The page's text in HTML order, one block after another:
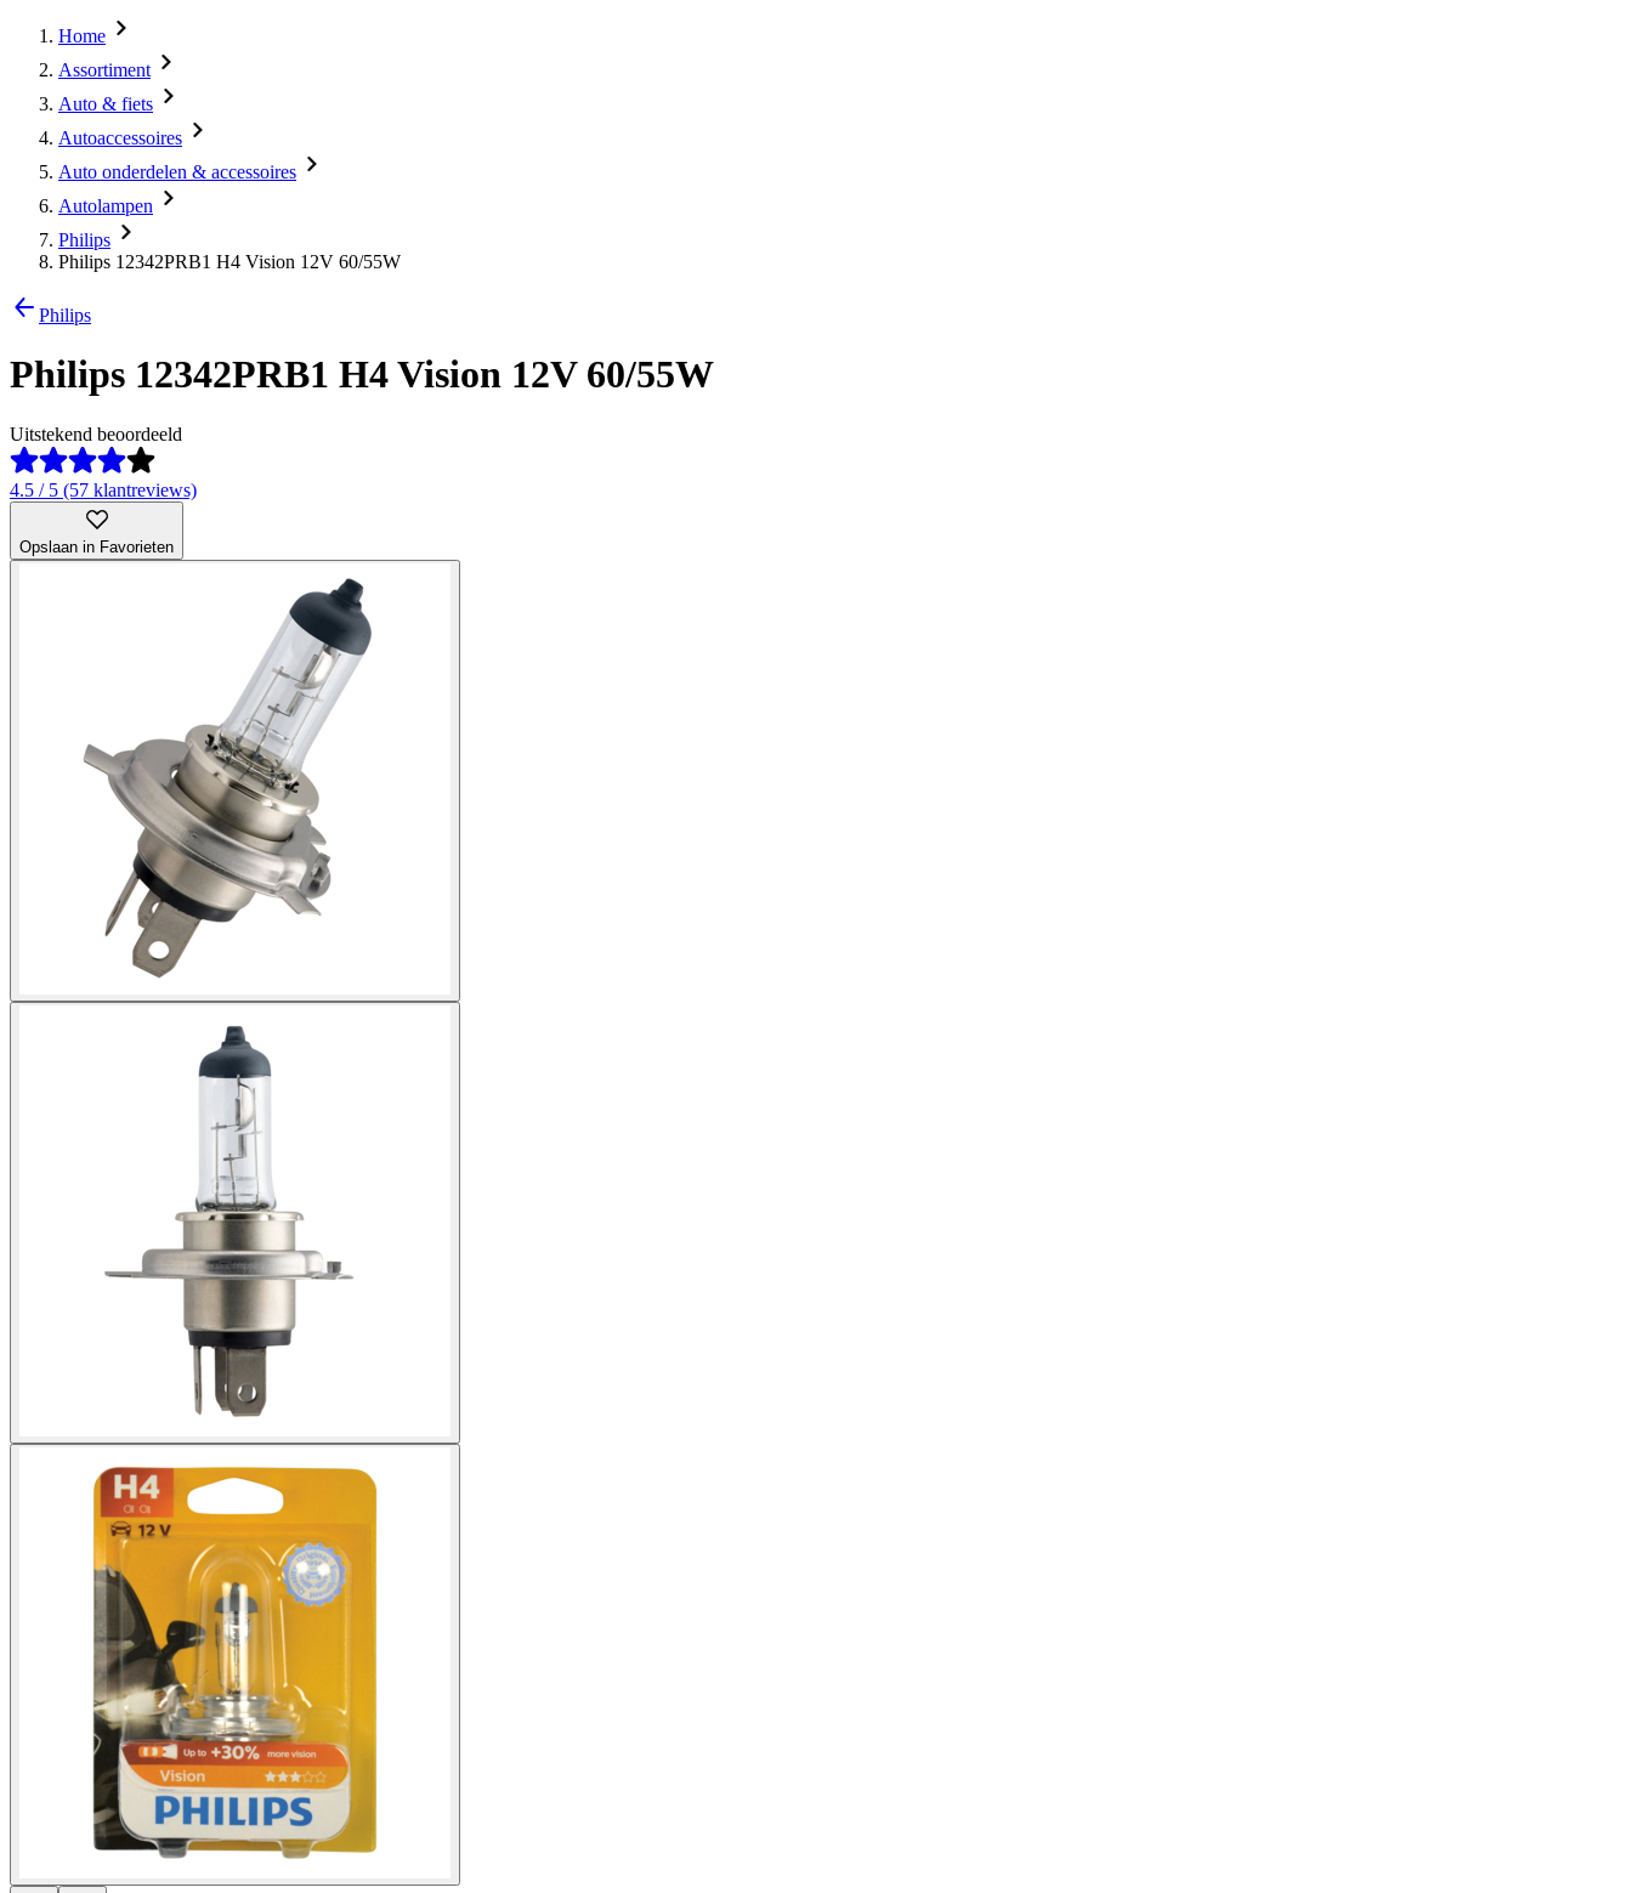
Home
Assortiment
Auto & fiets
Autoaccessoires
Auto onderdelen & accessoires
Autolampen
Philips
Philips 12342PRB1 H4 Vision 12V 60/55W
Philips
Philips 12342PRB1 H4 Vision 12V 60/55W
Uitstekend beoordeeld
4.5 / 5 (57 klantreviews)
Opslaan in Favorieten